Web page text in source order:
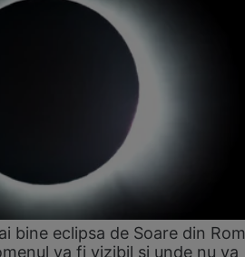
bine eclipsa de Soare din
va fi vizibil și unde nu va